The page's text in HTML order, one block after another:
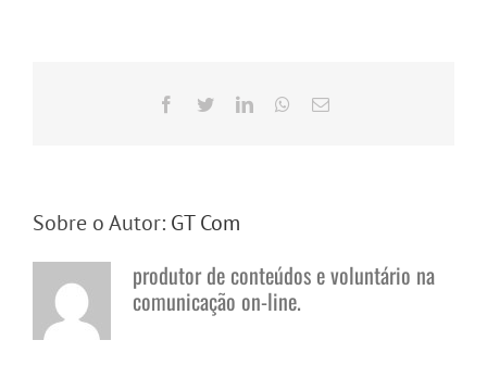
Facebook
TwitterLinkedInWhatsApp
E-
Sobre o Autor: GT Com
produtor de conteúdos e voluntário na
comunicação on-line.